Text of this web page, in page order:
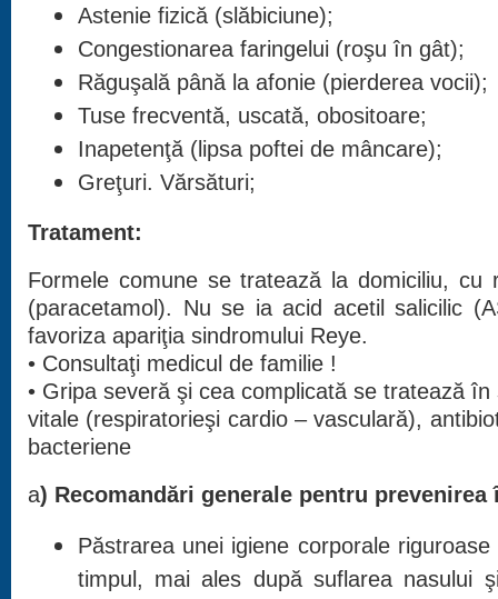
Astenie fizică (slăbiciune);
Congestionarea faringelui (roşu în gât);
Răguşală până la afonie (pierderea vocii);
Tuse frecventă, uscată, obositoare;
Inapetenţă (lipsa poftei de mâncare);
Greţuri. Vărsături;
Tratament:
Formele comune se tratează la domiciliu, cu
(paracetamol). Nu se ia acid acetil salicilic
favoriza apariţia sindromului Reye.
• Consultaţi medicul de familie !
• Gripa severă şi cea complicată se tratează
vitale (respiratorieşi cardio – vasculară),
bacteriene
a) Recomandări generale pentru
Păstrarea unei igiene corporale
timpul, mai ales după suflarea nasului